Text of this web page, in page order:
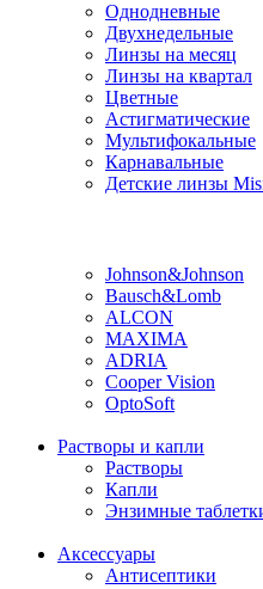
Однодневные
Двухнедельные
Линзы на месяц
Линзы на квартал
Цветные
Астигматические
Мультифокальные
Карнавальные
Детские линзы
Johnson&Johnson
Bausch&Lomb
ALCON
MAXIMA
ADRIA
Cooper Vision
OptoSoft
Растворы и капли
Растворы
Капли
Энзимные
Аксессуары
Антисептики